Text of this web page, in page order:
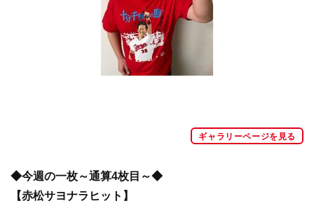
ギャラリーページを見る
◆今週の一枚～通算4枚目～◆
【赤松サヨナラヒット】